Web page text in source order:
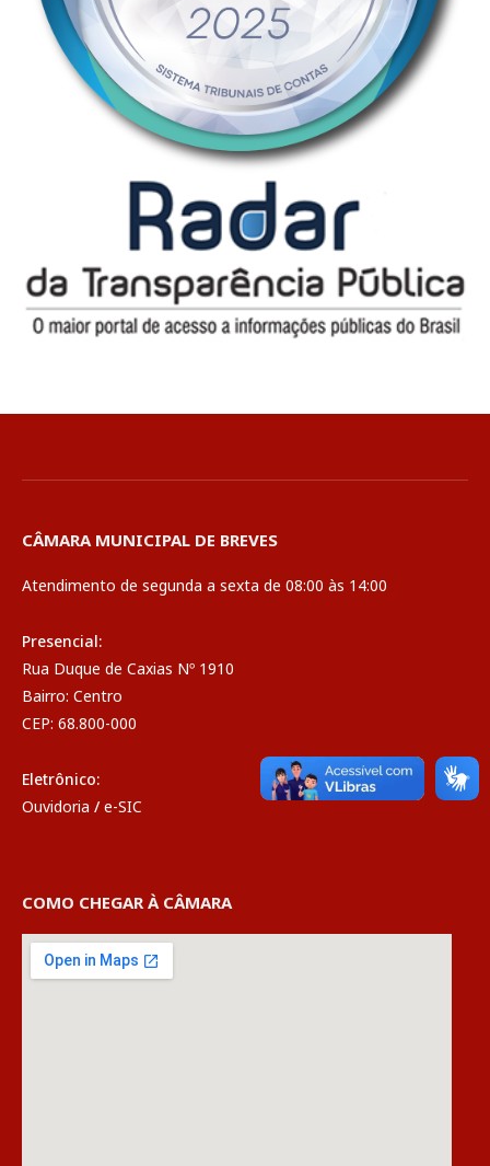
CÂMARA MUNICIPAL DE BREVES
Atendimento de segunda a sexta de 08:00 às 14:00
Presencial:
Rua Duque de Caxias Nº 1910
Bairro: Centro
CEP: 68.800-000
Eletrônico:
Ouvidoria / e-SIC
COMO CHEGAR À CÂMARA